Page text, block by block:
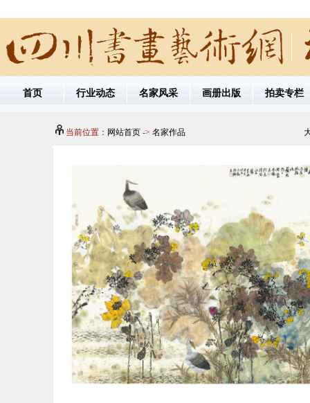
首页 行业动态 名家风采 画册出版 拍卖专栏
当前位置： 网站首页 -> 名家作品